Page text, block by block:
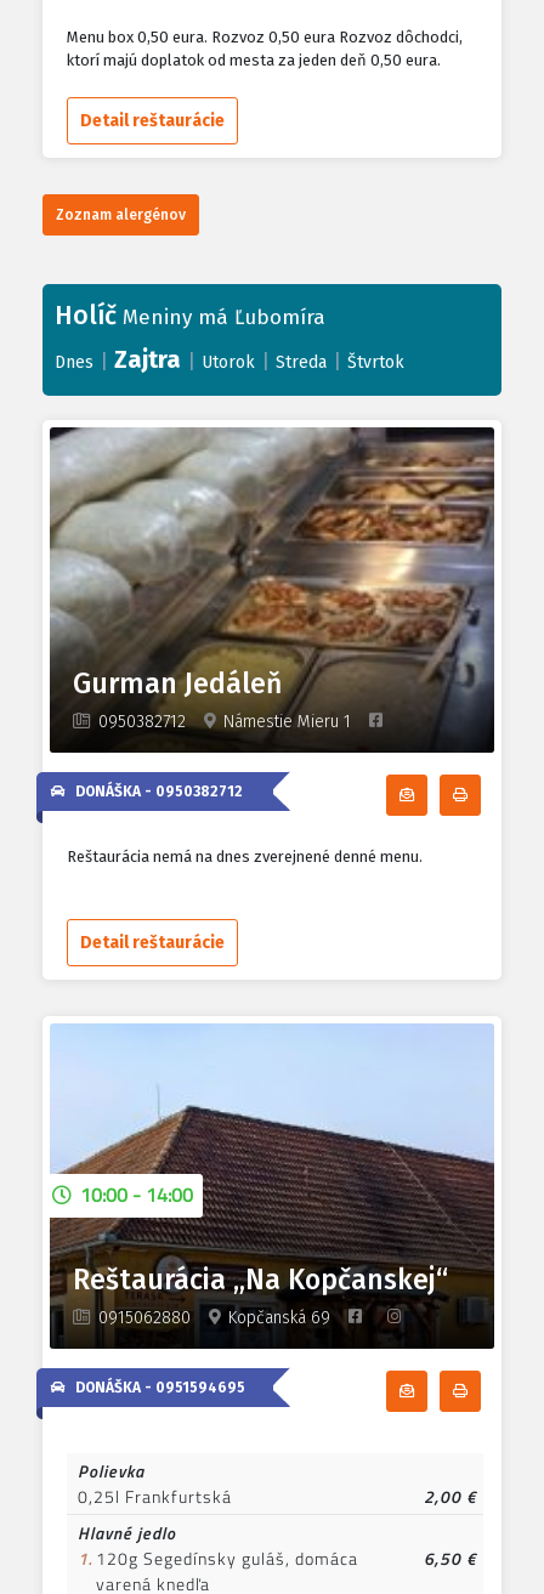
Menu box 0,50 eura. Rozvoz 0,50 eura Rozvoz dôchodci,
ktorí majú doplatok od mesta za jeden deň 0,50 eura.
Detail reštaurácie
Zoznam alergénov
Holíč Meniny má Ľubomíra
Dnes Zajtra Utorok Streda Štvrtok
Gurman Jedáleň
0950382712 Námestie Mieru 1
Odoberať
DONÁŠKA - 0950382712
Reštaurácia nemá na dnes zverejnené denné menu.
Detail reštaurácie
Reštaurácia „Na Kopčanskej“
0915062880 Kopčanská 69
Odoberať
DONÁŠKA - 0951594695
10:00 - 14:00
Polievka
0,25l Frankfurtská
2,00 €
Hlavné jedlo
1. 120g Segedínsky guláš, domáca
varená knedľa
6,50 €